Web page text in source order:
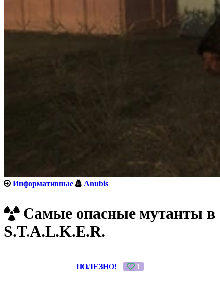
Информативные Anubis
Самые опасные мутанты в
S.T.A.L.K.E.R.
ПОЛЕЗНО! 1